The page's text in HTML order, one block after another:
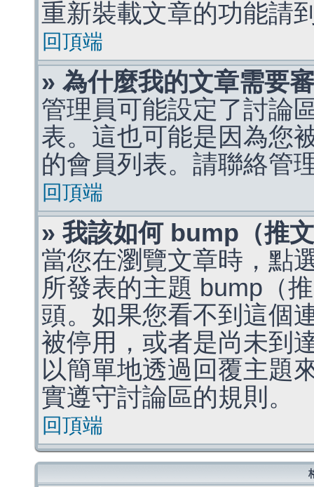
重新裝載文章的功能請
回頂端
» 為什麼我的文章需要
管理員可能設定了討論
表。這也可能是因為您
的會員列表。請聯絡管
回頂端
» 我該如何 bump（推
當您在瀏覽文章時，點
所發表的主題 bump（
頭。如果您看不到這個
被停用，或者是尚未到
以簡單地透過回覆主題
實遵守討論區的規則。
回頂端